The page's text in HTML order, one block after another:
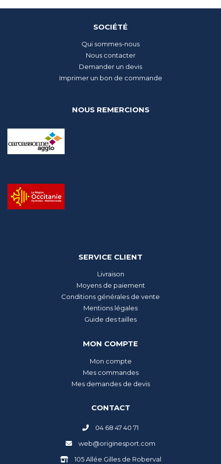
SOCIÉTÉ
Qui sommes-nous
Nous contacter
Demander un devis
Imprimer un bon de commande
NOUS REMERCIONS
SERVICE CLIENT
Livraison
Moyens de paiement
Conditions générales de vente
Mentions légales
Guide des tailles
MON COMPTE
Mon compte
Mes commandes
Mes demandes de devis
CONTACT
04 68 47 40 71
web@originesport.com
105 Allée Gilles de Roberval